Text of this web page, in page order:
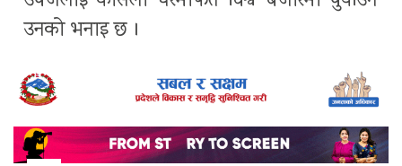
उनको भनाइ छ ।